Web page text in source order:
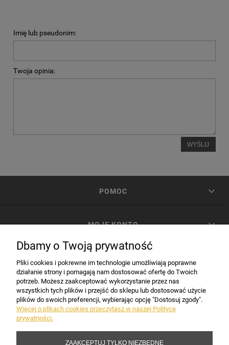
Imię lub pseudonim:
Twoja opinia:
WYŚLIJ
POMOC
MOJE KONTO
INFORMACJE
Dbamy o Twoją prywatność
Pliki cookies i pokrewne im technologie umożliwiają poprawne
działanie strony i pomagają nam dostosować ofertę do Twoich
potrzeb. Możesz zaakceptować wykorzystanie przez nas
wszystkich tych plików i przejść do sklepu lub dostosować użycie
plików do swoich preferencji, wybierając opcję "Dostosuj zgody".
Więcej o plikach cookies przeczytasz w naszej Polityce
prywatności.
ZAAKCEPTUJ TYLKO NIEZBĘDNE